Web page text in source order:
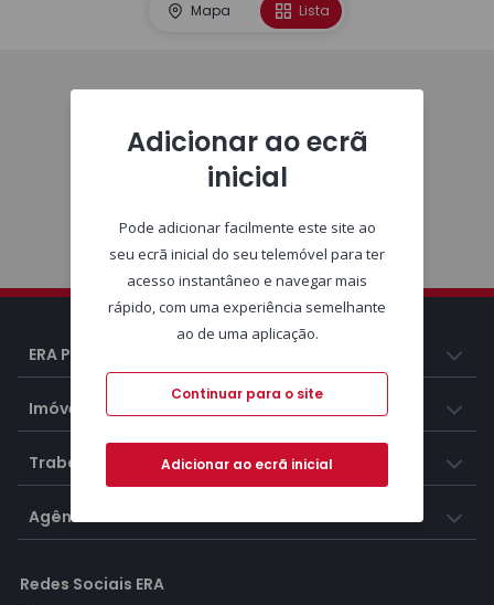
Mapa Lista
ERA Portugal
Imóveis
Trabalhar na ERA
Agências ERA
Redes Sociais ERA
Adicionar ao ecrã
inicial
Pode adicionar facilmente este site ao
seu ecrã inicial do seu telemóvel para ter
acesso instantâneo e navegar mais
rápido, com uma experiência semelhante
ao de uma aplicação.
Continuar para o site
Adicionar ao ecrã inicial